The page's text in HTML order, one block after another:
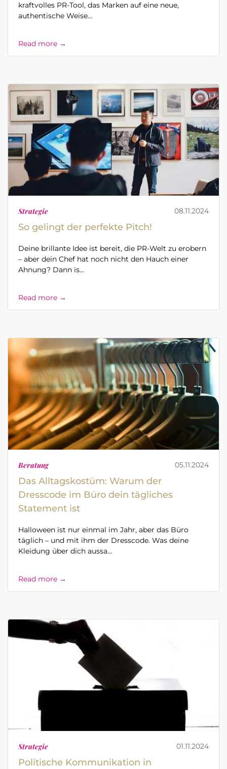
kraftvolles PR-Tool, das Marken auf eine neue,
authentische Weise...
Read more →
Strategie 08.11.2024
So gelingt der perfekte Pitch!
Deine brillante Idee ist bereit, die PR-Welt zu erobern
– aber dein Chef hat noch nicht den Hauch einer
Ahnung? Dann is...
Read more →
Beratung 05.11.2024
Das Alltagskostüm: Warum der
Dresscode im Büro dein tägliches
Statement ist
Halloween ist nur einmal im Jahr, aber das Büro
täglich – und mit ihm der Dresscode. Was deine
Kleidung über dich aussa...
Read more →
Strategie 01.11.2024
Politische Kommunikation in